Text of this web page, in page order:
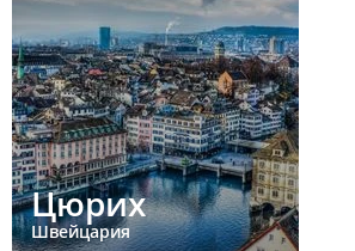
Цюрих
Швейцария